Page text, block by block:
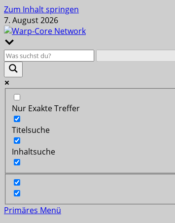
Zum Inhalt springen
7. August 2026
Nur Exakte Treffer
Titelsuche
Inhaltsuche
Primäres Menü